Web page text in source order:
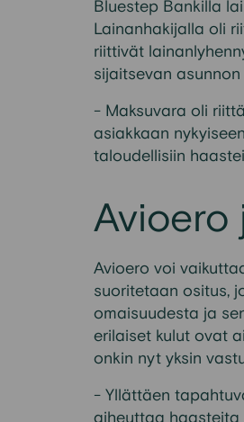
Bluestep Bankilla
Lainanhakijalla oli
riittivät
sijaitsevan
- Maksuvara oli
asiakkaan
taloudellisiin
Avioero voi
suoritetaan ositus,
omaisuudesta ja
erilaiset kulut ovat
onkin nyt yksin
- Yllättäen